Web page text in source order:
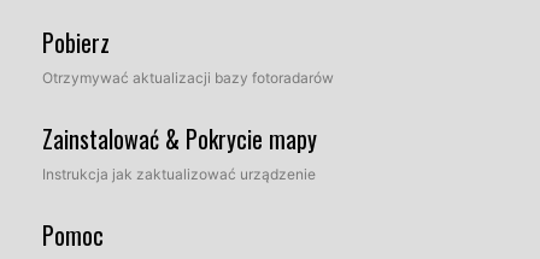
Pobierz
Otrzymywać aktualizacji bazy fotoradarów
Zainstalować & Pokrycie mapy
Instrukcja jak zaktualizować urządzenie
Pomoc